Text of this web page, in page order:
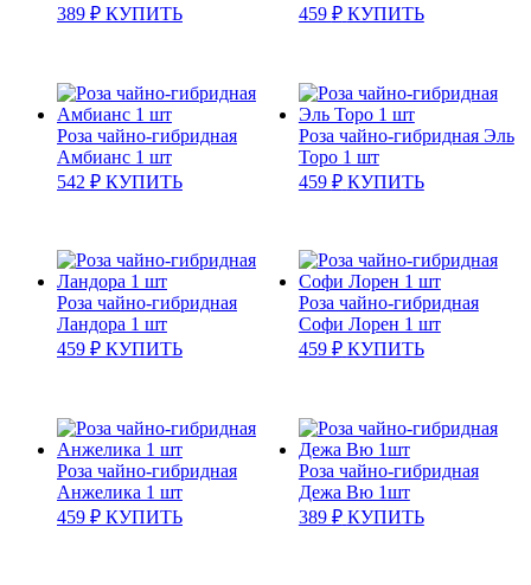
389 ₽ КУПИТЬ
459 ₽ КУПИТЬ
Роза чайно-гибридная
Амбианс 1 шт
542 ₽ КУПИТЬ
Роза чайно-гибридная Эль
Торо 1 шт
459 ₽ КУПИТЬ
Роза чайно-гибридная
Ландора 1 шт
459 ₽ КУПИТЬ
Роза чайно-гибридная
Софи Лорен 1 шт
459 ₽ КУПИТЬ
Роза чайно-гибридная
Анжелика 1 шт
459 ₽ КУПИТЬ
Роза чайно-гибридная
Дежа Вю 1шт
389 ₽ КУПИТЬ